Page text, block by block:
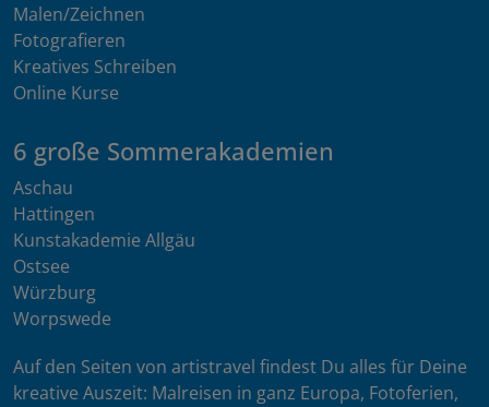
Malen/Zeichnen
Fotografieren
Kreatives Schreiben
Online Kurse
6 große Sommerakademien
Aschau
Hattingen
Kunstakademie Allgäu
Ostsee
Würzburg
Worpswede
Auf den Seiten von artistravel findest Du alles für Deine
kreative Auszeit: Malreisen in ganz Europa, Fotoferien,